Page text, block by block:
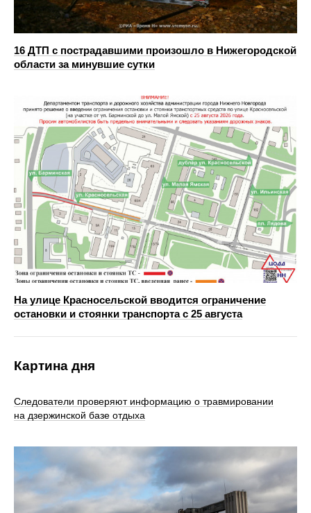
16 ДТП с пострадавшими произошло в Нижегородской
области за минувшие сутки
На улице Красносельской вводится ограничение
остановки и стоянки транспорта с 25 августа
Картина дня
Следователи проверяют информацию о травмировании
на дзержинской базе отдыха